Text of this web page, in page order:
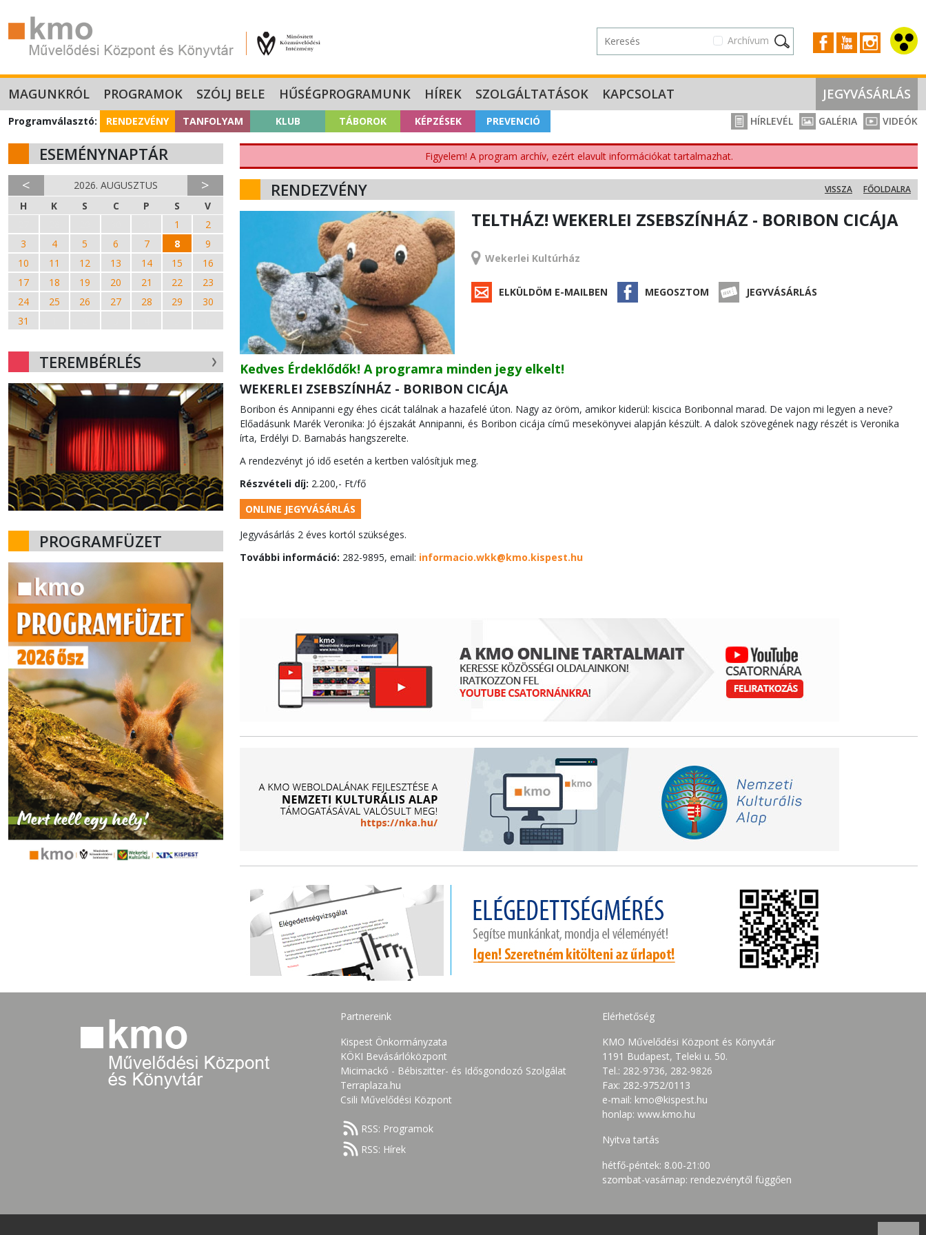
Archívum
MAGUNKRÓL PROGRAMOK SZÓLJ BELE HŰSÉGPROGRAMUNK HÍREK SZOLGÁLTATÁSOK KAPCSOLAT JEGYVÁSÁRLÁS
Programválasztó: RENDEZVÉNY TANFOLYAM KLUB TÁBOROK KÉPZÉSEK PREVENCIÓ HÍRLEVÉL GALÉRIA VIDEÓK
ESEMÉNYNAPTÁR
< 2026. AUGUSZTUS >
H K S C P S
V
1
2
3
4 5 6 7 8
9
10
11 12 13 14 15
16
17
18 19 20 21 22
23
24
25 26 27 28 29
30
31
TEREMBÉRLÉS
PROGRAMFÜZET
Figyelem! A program archív, ezért elavult információkat tartalmazhat.
RENDEZVÉNY FŐOLDALRA
VISSZA
TELTHÁZ! WEKERLEI ZSEBSZÍNHÁZ - BORIBON CICÁJA
Wekerlei Kultúrház
ELKÜLDÖM E-MAILBEN MEGOSZTOM JEGYVÁSÁRLÁS
Kedves Érdeklődők! A programra minden jegy elkelt!
WEKERLEI ZSEBSZÍNHÁZ - BORIBON CICÁJA
Boribon és Annipanni egy éhes cicát találnak a hazafelé úton. Nagy az öröm, amikor kiderül: kiscica Boribonnal marad. De vajon mi legyen a neve?
Előadásunk Marék Veronika: Jó éjszakát Annipanni, és Boribon cicája című mesekönyvei alapján készült. A dalok szövegének nagy részét is Veronika
írta, Erdélyi D. Barnabás hangszerelte.
A rendezvényt jó idő esetén a kertben valósítjuk meg.
Részvételi díj: 2.200,- Ft/fő
ONLINE JEGYVÁSÁRLÁS
Jegyvásárlás 2 éves kortól szükséges.
További információ: 282-9895, email: informacio.wkk@kmo.kispest.hu
Partnereink
Kispest Önkormányzata
KÖKI Bevásárlóközpont
Micimackó - Bébiszitter- és Idősgondozó Szolgálat
Terraplaza.hu
Csili Művelődési Központ
RSS: Programok
RSS: Hírek
Elérhetőség
KMO Művelődési Központ és Könyvtár
1191 Budapest, Teleki u. 50.
Tel.: 282-9736, 282-9826
Fax: 282-9752/0113
e-mail: kmo@kispest.hu
honlap: www.kmo.hu
Nyitva tartás
hétfő-péntek: 8.00-21:00
szombat-vasárnap: rendezvénytől függően